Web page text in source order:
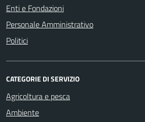
Enti e Fondazioni
Personale Amministrativo
Politici
CATEGORIE DI SERVIZIO
Agricoltura e pesca
Ambiente